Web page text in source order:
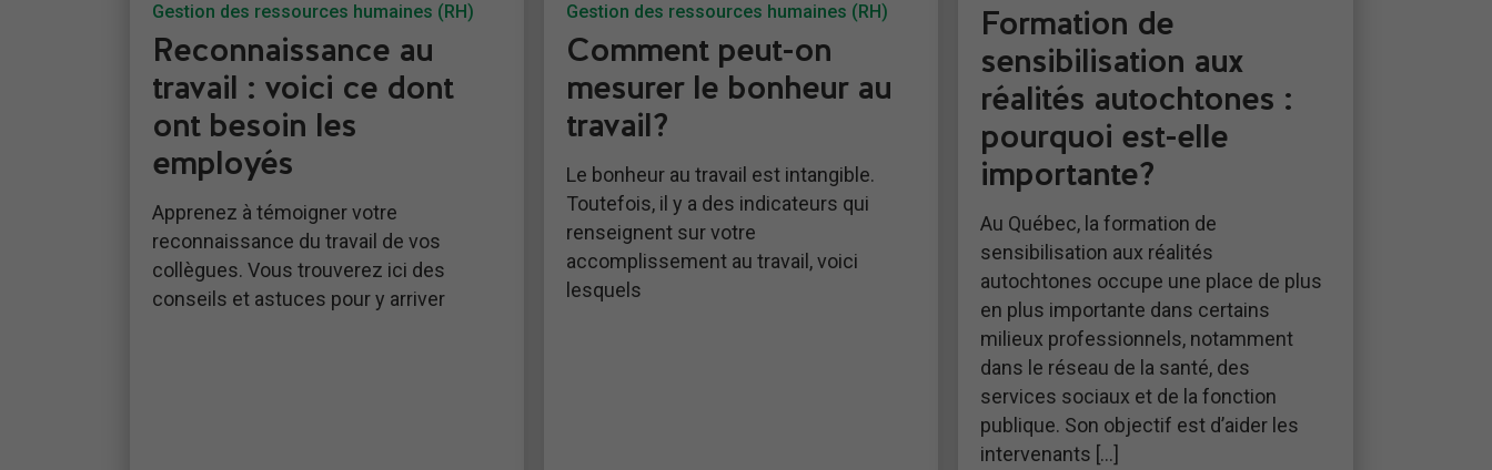
Gestion des ressources humaines (RH)
Reconnaissance au
travail : voici ce dont
ont besoin les
employés
Apprenez à témoigner votre
reconnaissance du travail de vos
collègues. Vous trouverez ici des
conseils et astuces pour y arriver
Gestion des ressources humaines (RH)
Comment peut-on
mesurer le bonheur au
travail?
Le bonheur au travail est intangible.
Toutefois, il y a des indicateurs qui
renseignent sur votre
accomplissement au travail, voici
lesquels
Formation de
sensibilisation aux
réalités autochtones :
pourquoi est-elle
importante?
Au Québec, la formation de
sensibilisation aux réalités
autochtones occupe une place de plus
en plus importante dans certains
milieux professionnels, notamment
dans le réseau de la santé, des
services sociaux et de la fonction
publique. Son objectif est d’aider les
intervenants […]